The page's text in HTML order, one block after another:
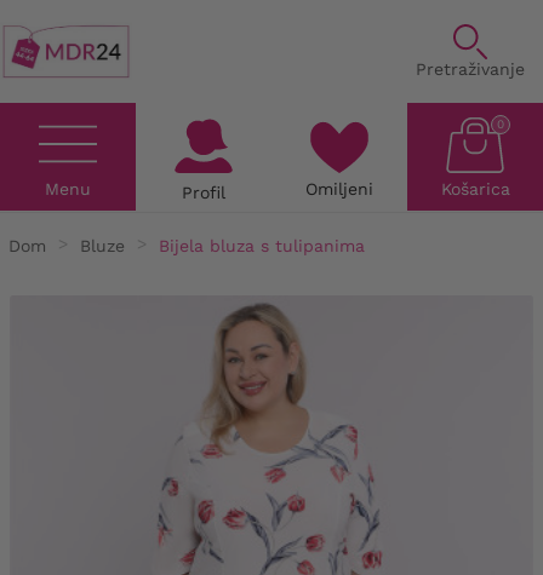
Pretraživanje
Menu Profil Omiljeni Košarica
0
Dom Bluze Bijela bluza s tulipanima